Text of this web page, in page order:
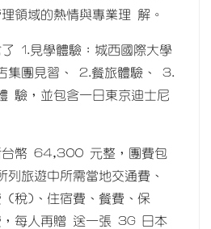
領域的熱情與專業理 解。
1.見學體驗：城西國際大學
集團見習、 2.餐旅體驗、 3.
驗，並包含一日東京迪士尼
台幣 64,300 元整，團費包
列旅遊中所需當地交通費、
(稅)、住宿費、餐費、保
，每人再贈 送一張 3G 日本